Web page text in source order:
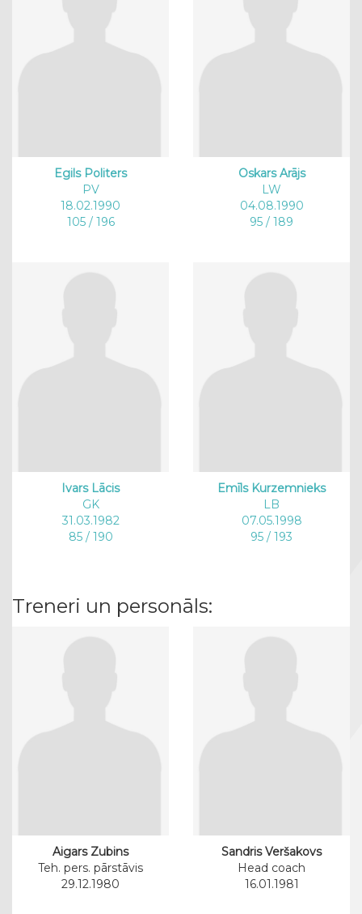
Egils Politers
PV
18.02.1990
105 / 196
Oskars Arājs
LW
04.08.1990
95 / 189
Ivars Lācis
GK
31.03.1982
85 / 190
Emīls Kurzemnieks
LB
07.05.1998
95 / 193
Treneri un personāls:
Aigars Zubins
Teh. pers. pārstāvis
29.12.1980
Sandris Veršakovs
Head coach
16.01.1981